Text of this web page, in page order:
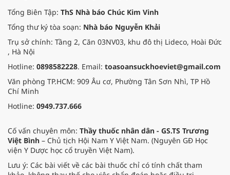
Tổng Biên Tập: ThS Nhà báo Chúc Kim Vinh
Tổng thư ký tòa soạn: Nhà báo Nguyễn Khải
Trụ sở chính: Tầng 2, Căn 03NV03, khu đô thị Lideco, Hoài Đức
, Hà Nội
Hotline: 0898582228. Email: toasoansuckhoeviet@gmail.com
Văn phòng TP.HCM: 909 Âu cơ, Phường Tân Sơn Nhì, TP Hồ
Chí Minh
Hotline: 0949.737.666
Cố vấn chuyên môn: Thầy thuốc nhân dân - GS.TS Trương
Việt Bình – Chủ tịch Hội Nam Y Việt Nam. (Nguyên GĐ Học
viện Y Dược học cổ truyền Việt Nam).
Lưu ý: Các bài viết về các bài thuốc chỉ có tính chất tham